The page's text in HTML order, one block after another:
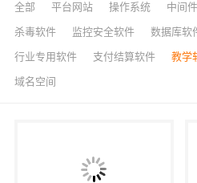
全部 平台网站 操作系统 中间
杀毒软件 监控安全软件 数据库软
行业专用软件 支付结算软件 教学
域名空间